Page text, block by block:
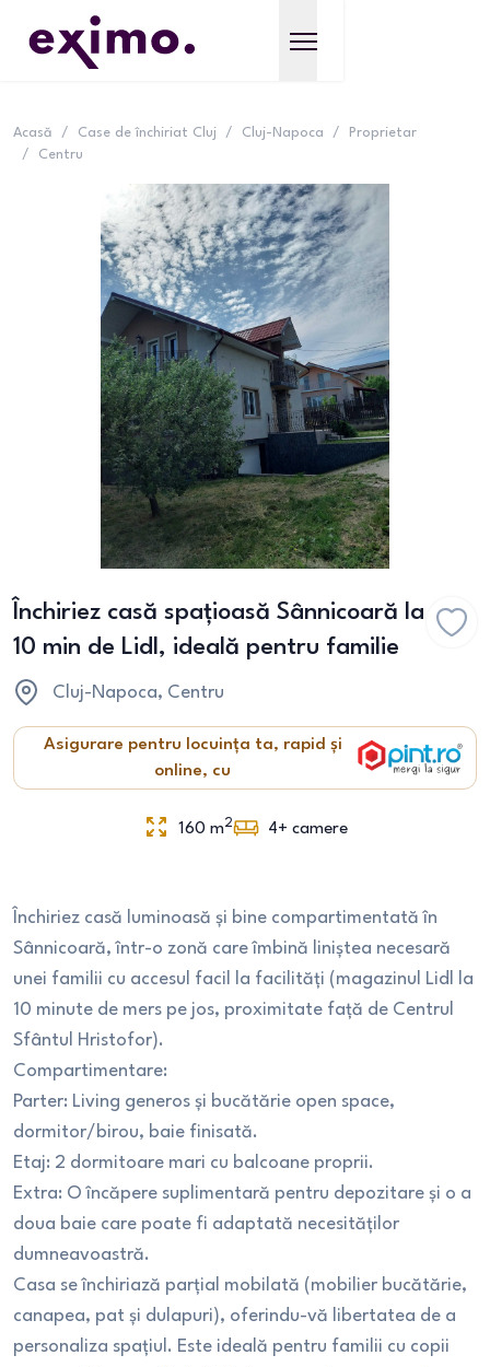
Acasă / Case de închiriat Cluj / Cluj-Napoca /
Proprietar
/
Centru
Închiriez casă spațioasă Sânnicoară la
10 min de Lidl, ideală pentru familie
Cluj-Napoca, Centru
Asigurare pentru locuința ta, rapid și
online, cu
160 m2 4+ camere
Închiriez casă luminoasă și bine compartimentată în
Sânnicoară, într-o zonă care îmbină liniștea necesară
unei familii cu accesul facil la facilități (magazinul Lidl la
10 minute de mers pe jos, proximitate față de Centrul
Sfântul Hristofor).
​Compartimentare:
​Parter: Living generos și bucătărie open space,
dormitor/birou, baie finisată.
​Etaj: 2 dormitoare mari cu balcoane proprii.
​Extra: O încăpere suplimentară pentru depozitare și o a
doua baie care poate fi adaptată necesităților
dumneavoastră.
​Casa se închiriază parțial mobilată (mobilier bucătărie,
canapea, pat și dulapuri), oferindu-vă libertatea de a
personaliza spațiul. Este ideală pentru familii cu copii